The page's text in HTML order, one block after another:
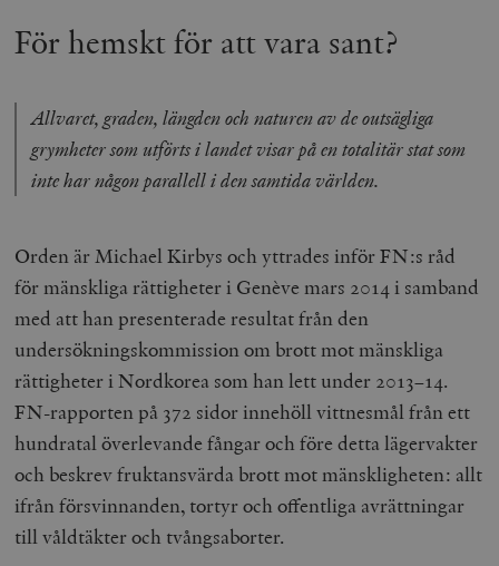
För hemskt för att vara sant?
Allvaret, graden, längden och naturen av de outsägliga
grymheter som utförts i landet visar på en totalitär stat som
inte har någon parallell i den samtida världen.
Orden är Michael Kirbys och yttrades inför FN:s råd
för mänskliga rättigheter i Genève mars 2014 i samband
med att han presenterade resultat från den
undersökningskommission om brott mot mänskliga
rättigheter i Nordkorea som han lett under 2013–14.
FN-rapporten på 372 sidor innehöll vittnesmål från ett
hundratal överlevande fångar och före detta lägervakter
och beskrev fruktansvärda brott mot mänskligheten: allt
ifrån försvinnanden, tortyr och offentliga avrättningar
till våldtäkter och tvångsaborter.